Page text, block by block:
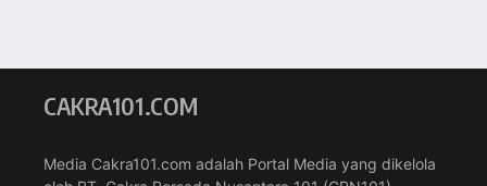
CAKRA101.COM
Media Cakra101.com adalah Portal Media yang dikelola